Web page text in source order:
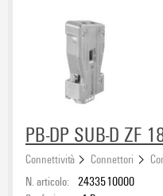
PB-DP SUB-D ZF
Connettività Connettori
N. articolo: 2433510000